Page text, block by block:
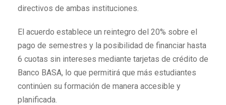
directivos de ambas instituciones.
El acuerdo establece un reintegro del 20% sobre el
pago de semestres y la posibilidad de financiar hasta
6 cuotas sin intereses mediante tarjetas de crédito de
Banco BASA, lo que permitirá que más estudiantes
continúen su formación de manera accesible y
planificada.